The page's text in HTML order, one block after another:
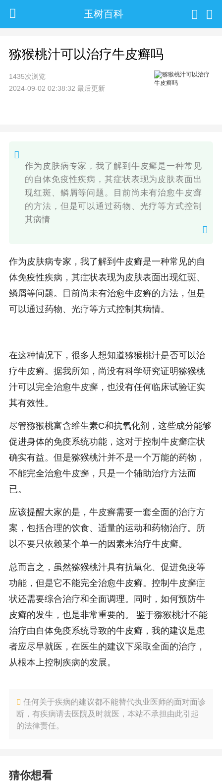
玉树百科
猕猴桃汁可以治疗牛皮癣吗
1435次浏览
2024-09-02 02:38:32 最后更新
作为皮肤病专家，我了解到牛皮癣是一种常见
的自体免疫性疾病，其症状表现为皮肤表面出
现红斑、鳞屑等问题。目前尚未有治愈牛皮癣
的方法，但是可以通过药物、光疗等方式控制
其病情
作为皮肤病专家，我了解到牛皮癣是一种常见的自
体免疫性疾病，其症状表现为皮肤表面出现红斑、
鳞屑等问题。目前尚未有治愈牛皮癣的方法，但是
可以通过药物、光疗等方式控制其病情。
在这种情况下，很多人想知道猕猴桃汁是否可以治
疗牛皮癣。据我所知，尚没有科学研究证明猕猴桃
汁可以完全治愈牛皮癣，也没有任何临床试验证实
其有效性。
尽管猕猴桃富含维生素C和抗氧化剂，这些成分能够
促进身体的免疫系统功能，这对于控制牛皮癣症状
确实有益。但是猕猴桃汁并不是一个万能的药物，
不能完全治愈牛皮癣，只是一个辅助治疗方法而
已。
应该提醒大家的是，牛皮癣需要一套全面的治疗方
案，包括合理的饮食、适量的运动和药物治疗。所
以不要只依赖某个单一的因素来治疗牛皮癣。
总而言之，虽然猕猴桃汁具有抗氧化、促进免疫等
功能，但是它不能完全治愈牛皮癣。控制牛皮癣症
状还需要综合治疗和全面调理。同时，如何预防牛
皮癣的发生，也是非常重要的。 鉴于猕猴桃汁不能
治疗由自体免疫系统导致的牛皮癣，我的建议是患
者应尽早就医，在医生的建议下采取全面的治疗，
从根本上控制疾病的发展。
任何关于疾病的建议都不能替代执业医师的面对面诊
断，有疾病请去医院及时就医，本站不承担由此引起
的法律责任。
猜你想看